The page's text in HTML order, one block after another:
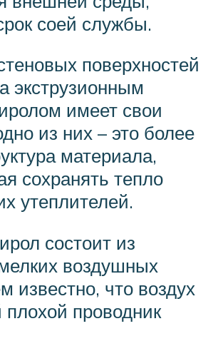
соей службы.
поверхностей
экструзионным
имеет свои
из них – это более
материала,
сохранять тепло
утеплителей.
состоит из
воздушных
известно, что воздух
проводник